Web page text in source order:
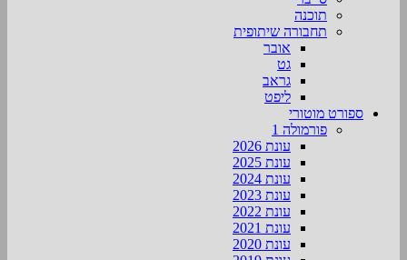
תוכנה
תחבורה שיתופית
אובר
גט
גראב
ליפט
ספורט מוטורי
פורמולה 1
עונת 2026
עונת 2025
עונת 2024
עונת 2023
עונת 2022
עונת 2021
עונת 2020